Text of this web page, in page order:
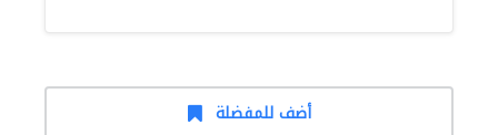
أضف للمفضلة